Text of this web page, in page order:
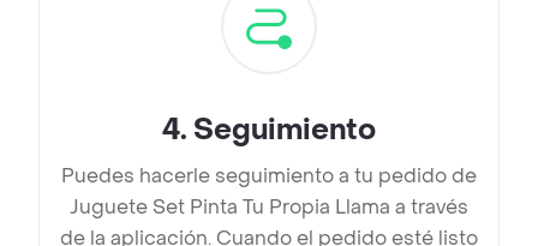
4. Seguimiento
Puedes hacerle seguimiento a tu pedido de
Juguete Set Pinta Tu Propia Llama a través
de la aplicación. Cuando el pedido esté listo